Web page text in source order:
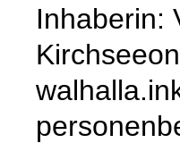
Inhaberin: